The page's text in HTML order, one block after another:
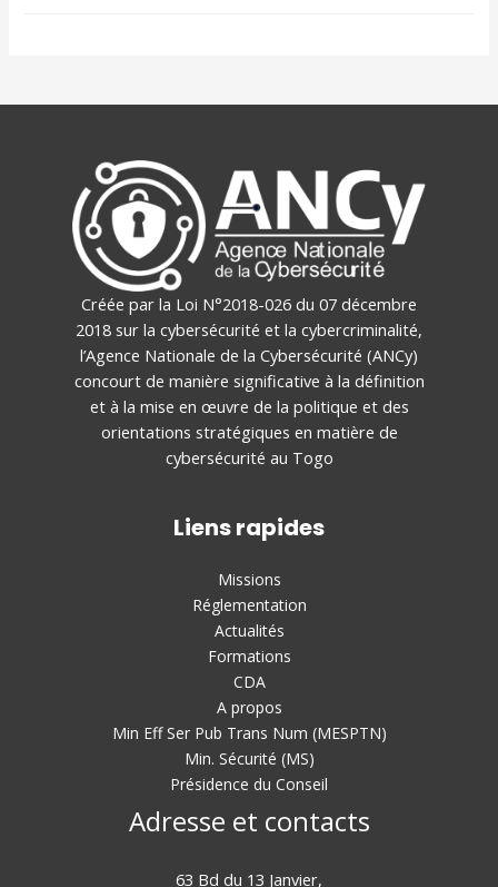
Créée par la Loi N°2018-026 du 07 décembre
2018 sur la cybersécurité et la cybercriminalité,
l’Agence Nationale de la Cybersécurité (ANCy)
concourt de manière significative à la définition
et à la mise en œuvre de la politique et des
orientations stratégiques en matière de
cybersécurité au Togo
Liens rapides
Missions
Réglementation
Actualités
Formations
CDA
A propos
Min Eff Ser Pub Trans Num (MESPTN)
Min. Sécurité (MS)
Présidence du Conseil
Adresse et contacts
63 Bd du 13 Janvier,